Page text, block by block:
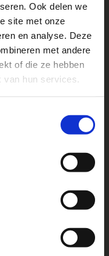
Ook delen we
site met onze
en analyse. Deze
met andere
of die ze hebben
van hun services.